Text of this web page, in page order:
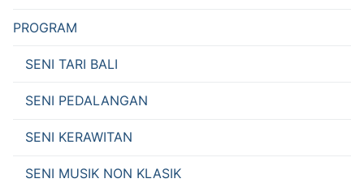
PROGRAM
SENI TARI BALI
SENI PEDALANGAN
SENI KERAWITAN
SENI MUSIK NON KLASIK